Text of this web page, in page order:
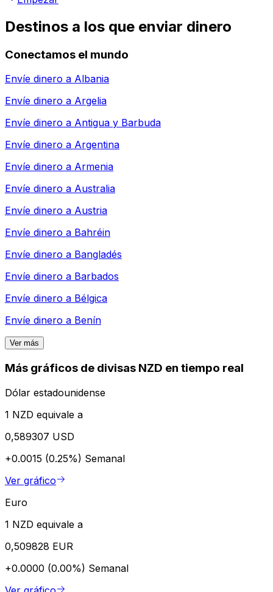
Destinos a los que enviar dinero
Conectamos el mundo
Envíe dinero a Albania
Envíe dinero a Argelia
Envíe dinero a Antigua y Barbuda
Envíe dinero a Argentina
Envíe dinero a Armenia
Envíe dinero a Australia
Envíe dinero a Austria
Envíe dinero a Bahréin
Envíe dinero a Bangladés
Envíe dinero a Barbados
Envíe dinero a Bélgica
Envíe dinero a Benín
Ver más
Más gráficos de divisas NZD en tiempo real
Dólar estadounidense
1 NZD equivale a
0,589307 USD
+0.0015 (0.25%) Semanal
Ver gráfico
Euro
1 NZD equivale a
0,509828 EUR
+0.0000 (0.00%) Semanal